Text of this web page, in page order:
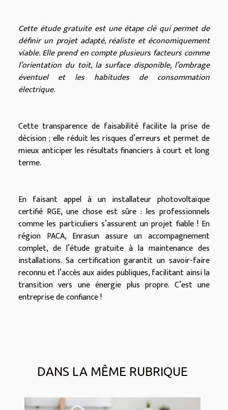
Cette étude gratuite est une étape clé qui permet de
définir un projet adapté, réaliste et économiquement
viable. Elle prend en compte plusieurs facteurs comme
l’orientation du toit, la surface disponible, l’ombrage
éventuel et les habitudes de consommation
électrique.
Cette transparence de faisabilité facilite la prise de
décision ; elle réduit les risques d’erreurs et permet de
mieux anticiper les résultats financiers à court et long
terme.
En faisant appel à un installateur photovoltaïque
certifié RGE, une chose est sûre : les professionnels
comme les particuliers s’assurent un projet fiable ! En
région PACA, Enrasun assure un accompagnement
complet, de l’étude gratuite à la maintenance des
installations. Sa certification garantit un savoir-faire
reconnu et l’accès aux aides publiques, facilitant ainsi la
transition vers une énergie plus propre. C’est une
entreprise de confiance !
DANS LA MÊME RUBRIQUE